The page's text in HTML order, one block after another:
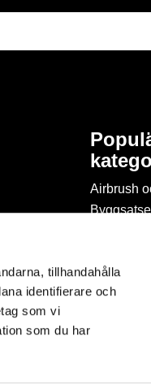
tillhandahålla
identifierare och
som vi
som du har
Airbrush
Böcker &
Figurspel